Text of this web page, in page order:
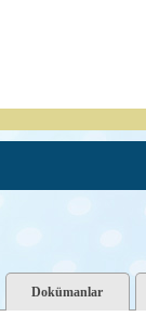
Dokümanlar